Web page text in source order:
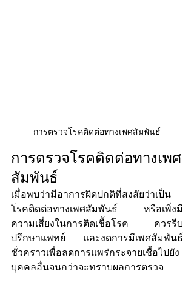
การตรวจโรคติดต่อทางเพศสัมพันธ์
การตรวจโรคติดต่อทางเพศ
สัมพันธ์
เมื่อพบว่ามีอาการผิดปกติที่สงสัยว่าเป็น
โรคติดต่อทางเพศสัมพันธ์ หรือเพิ่งมี
ความเสี่ยงในการติดเชื้อโรค ควรรีบ
ปรึกษาแพทย์ และงดการมีเพศสัมพันธ์
ชั่วคราวเพื่อลดการแพร่กระจายเชื้อไปยัง
บุคคลอื่นจนกว่าจะทราบผลการตรวจ